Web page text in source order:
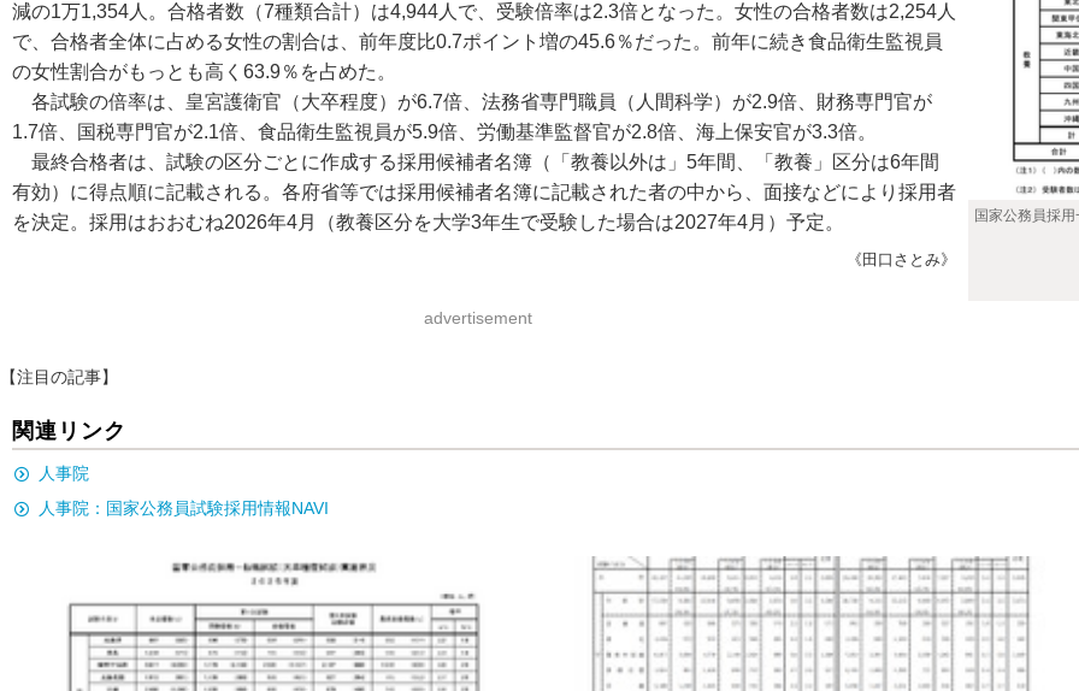
国家公務員採
減の1万1,354人。合格者数（7種類合計）は4,944人で、受験倍率は2.3倍となった。女性の合格者数は2,254人
で、合格者全体に占める女性の割合は、前年度比0.7ポイント増の45.6％だった。前年に続き食品衛生監視員
の女性割合がもっとも高く63.9％を占めた。
各試験の倍率は、皇宮護衛官（大卒程度）が6.7倍、法務省専門職員（人間科学）が2.9倍、財務専門官が
1.7倍、国税専門官が2.1倍、食品衛生監視員が5.9倍、労働基準監督官が2.8倍、海上保安官が3.3倍。
最終合格者は、試験の区分ごとに作成する採用候補者名簿（「教養以外は」5年間、「教養」区分は6年間
有効）に得点順に記載される。各府省等では採用候補者名簿に記載された者の中から、面接などにより採用者
を決定。採用はおおむね2026年4月（教養区分を大学3年生で受験した場合は2027年4月）予定。
《田口さとみ》
advertisement
【注目の記事】
関連リンク
人事院
人事院：国家公務員試験採用情報NAVI